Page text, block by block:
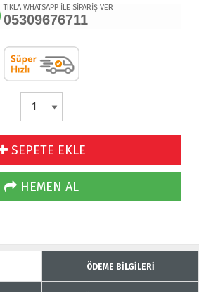
TIKLA WHATSAPP İLE SİPARİŞ VER
05309676711
SEPETE EKLE
HEMEN AL
ÖDEME BİLGİLERİ